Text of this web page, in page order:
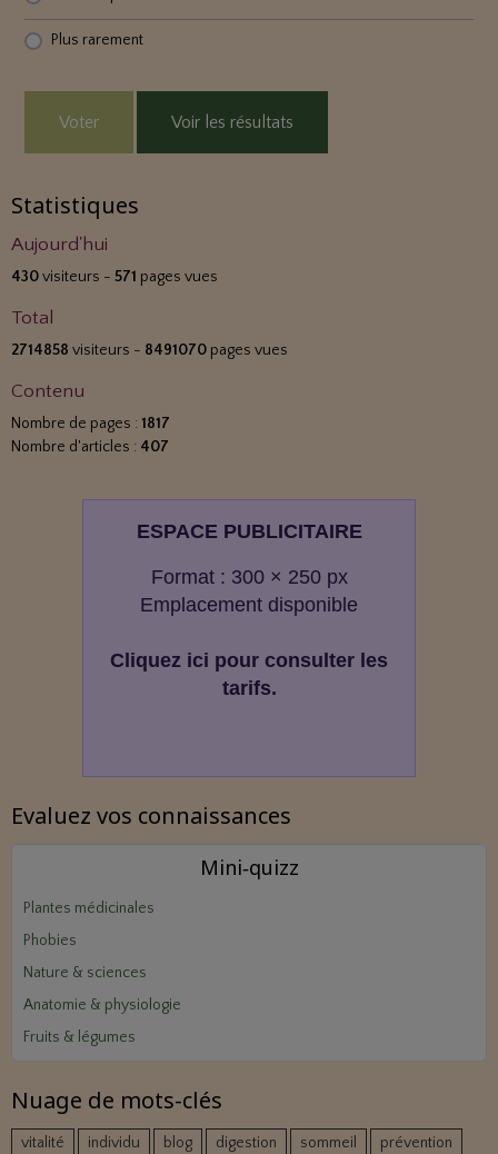
Plus rarement
Voter Voir les résultats
Statistiques
Aujourd'hui
430visiteurs - 571 pages vues
Total
2714858 visiteurs - 8491070 pages vues
Contenu
Nombre de pages : 1817
Nombre d'articles : 407
ESPACE PUBLICITAIRE
Format : 300 × 250 px
Emplacement disponible
Cliquez ici pour consulter les
tarifs.
Evaluez vos connaissances
Mini‑quizz
Plantes médicinales
Phobies
Nature & sciences
Anatomie & physiologie
Fruits & légumes
Nuage de mots-clés
vitalité individu blog digestion sommeil
prévention